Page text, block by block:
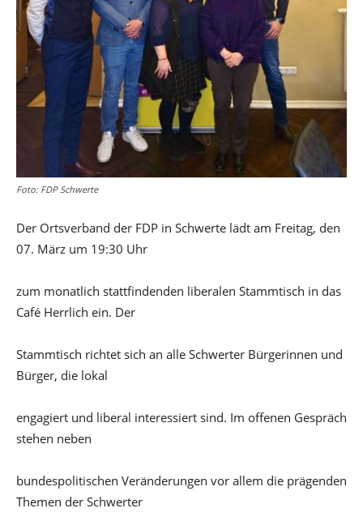
Foto: FDP Schwerte
Der Ortsverband der FDP in Schwerte lädt am Freitag, den
07. März um 19:30 Uhr
zum monatlich stattfindenden liberalen Stammtisch in das
Café Herrlich ein. Der
Stammtisch richtet sich an alle Schwerter Bürgerinnen und
Bürger, die lokal
engagiert und liberal interessiert sind. Im offenen Gespräch
stehen neben
bundespolitischen Veränderungen vor allem die prägenden
Themen der Schwerter